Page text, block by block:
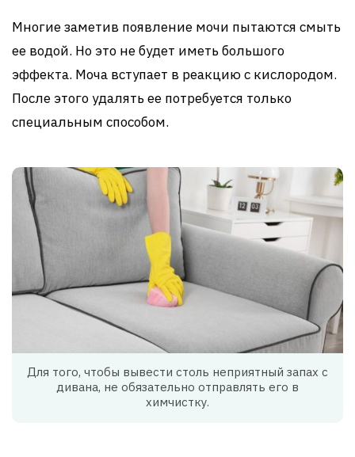
Многие заметив появление мочи пытаются смыть
ее водой. Но это не будет иметь большого
эффекта. Моча вступает в реакцию с кислородом.
После этого удалять ее потребуется только
специальным способом.
Для того, чтобы вывести столь неприятный запах с
дивана, не обязательно отправлять его в
химчистку.